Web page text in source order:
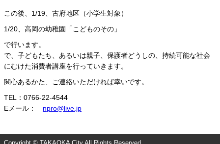
この後、1/19、古府地区（小学生対象）
1/20、高岡の幼稚園「こどものその」
で行います。
で、子どもたち、あるいは親子、保護者どうしの、持続可能な社会
にむけた消費者講座を行っていきます。
関心あるかた、ご連絡いただければ幸いです。
TEL：0766-22-4544
Eメール： npro@live.jp